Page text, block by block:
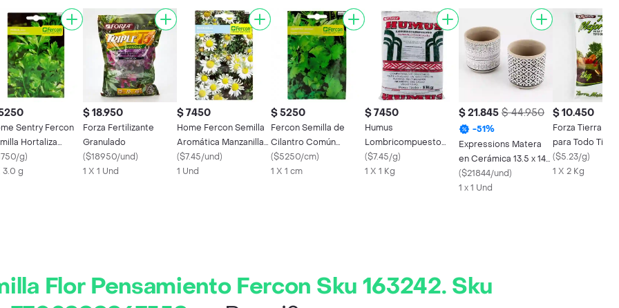
Sentry Fercon
Hortaliza
Liso
g)
3.0 g
$ 18.950
Forza Fertilizante
Granulado
($18950/und)
1 X 1 Und
$ 7450
Home Fercon Semilla
Aromática Manzanilla
2342230
($7.45/und)
1 Und
$ 5250
Fercon Semilla de
Cilantro Común
Importado
($5250/cm)
1 X 1 cm
$ 7450
Humus
Lombricompuesto
Para uso en Jardinería
($7.45/g)
1 X 1 Kg
$ 21.845 $ 44.950
-51%
Expressions Matera
en Cerámica 13.5 x 14
cm 066000520
($21844/und)
1 x 1 Und
$ 10.450
Forza Tierra
para Todo Tipo
Plantas
($5.23/g)
1 X 2 Kg
Flor Pensamiento Fercon Sku 163242. Sku